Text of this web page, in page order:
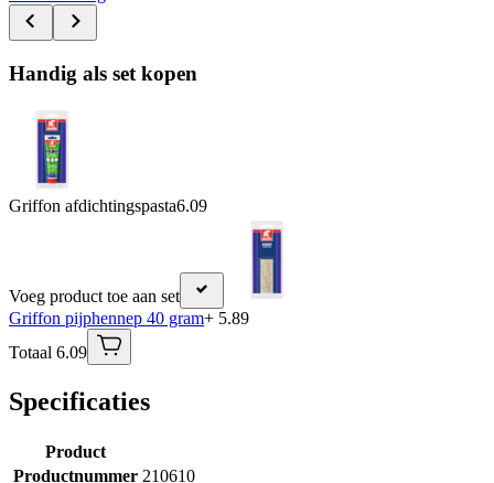
Handig als set kopen
Griffon afdichtingspasta6.09
Voeg product toe aan set
Griffon pijphennep 40 gram+ 5.89
Totaal 6.09
Specificaties
Product
Productnummer 210610